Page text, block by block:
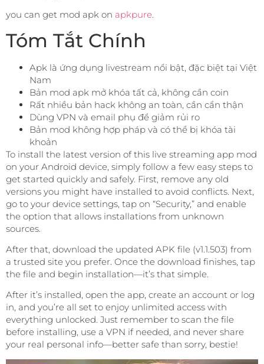
you can get mod apk on apkpure.
Tóm Tắt Chính
Apk là ứng dụng livestream nổi bật, đặc biệt tại Việt
Nam
Bản mod apk mở khóa tất cả, không cần coin
Rất nhiều bản hack không an toàn, cần cẩn thận
Dùng VPN và email phụ để giảm rủi ro
Bản mod không hợp pháp và có thể bị khóa tài
khoản
To install the latest version of this live streaming app mod
on your Android device, simply follow a few easy steps to
get started quickly and safely. First, remove any old
versions you might have installed to avoid conflicts. Next,
go to your device settings, tap on “Security,” and enable
the option that allows installations from unknown
sources.
After that, download the updated APK file (v1.1.503) from
a trusted site you prefer. Once the download finishes, tap
the file and begin installation—it’s that simple.
After it’s installed, open the app, create an account or log
in, and you’re all set to enjoy unlimited access with
everything unlocked. Just remember to scan the file
before installing, use a VPN if needed, and never share
your real personal info—better safe than sorry, bestie!